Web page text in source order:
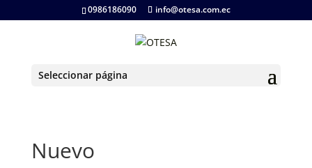
0986186090 info@otesa.com.ec
Seleccionar página
Nuevo